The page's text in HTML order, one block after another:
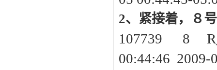
2、紧接着，８
107739 8
00:44:46